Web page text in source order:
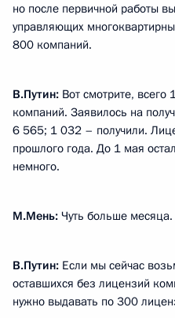
но после первичной работы
управляющих
800 компаний.
В.Путин: Вот смотрите,
компаний. Заявилось на
6 565; 1 032 – получили.
прошлого года. До 1 мая
немного.
М.Мень: Чуть больше месяца.
В.Путин: Если мы сейчас
оставшихся без лицензий
нужно выдавать по 300